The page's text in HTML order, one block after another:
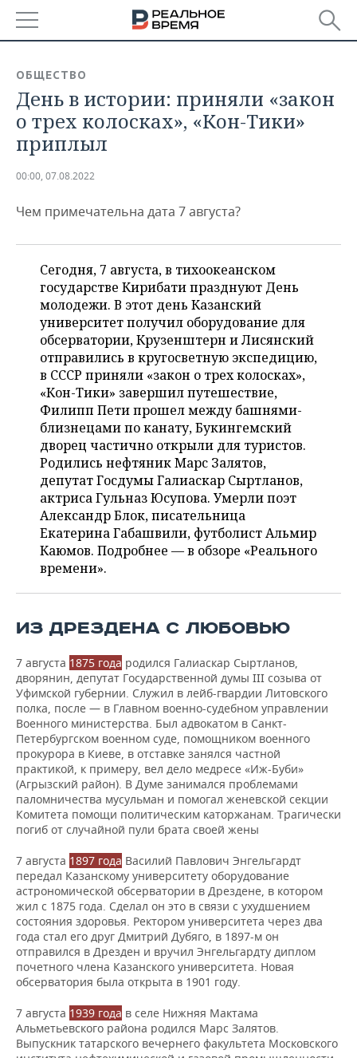
БАШКОРТОСТАН
ТАТАРСТАН
НОВОСТИ
АНАЛИТИКА
ДЕКЛАРАЦИИ О ДОХОДАХ
КОРОЛИ ГОСЗАКАЗА ПФО
ВУЗЫ ТАТАРСТАНА
КОМУ ПРИНАДЛЕЖАТ
ТОРГОВЫЕ ЦЕНТРЫ
ТАТАРСТАНА
НОВОСТИ ЭКОНОМИКИ
ФИНАНСЫ
БАНКИ
БЮДЖЕТ
ИНВЕСТИЦИИ
ПРОМЫШЛЕННОСТЬ
НОВОСТИ
АГРОПРОМ
МАШИНОСТРОЕНИЕ
НЕФТЕХИМИЯ
НЕФТЬ
ОПК
ЭНЕРГЕТИКА
НЕДВИЖИМОСТЬ
НОВОСТИ НЕДВИЖИМОСТИ
АВТО
НОВОСТИ АВТО
БИЗНЕС
НОВОСТИ БИЗНЕСА
РОЗНИЧНАЯ ТОРГОВЛЯ
ТРАНСПОРТ
УСЛУГИ
ТЕХНОЛОГИИ
НОВОСТИ ТЕХНОЛОГИЙ
МЕДИА
ТЕЛЕКОММУНИКАЦИИ
МЕРОПРИЯТИЯ
НОВОСТИ МЕРОПРИЯТИЙ
ВЫЕЗДНАЯ РЕДАКЦИЯ
БИЗНЕС-БРАНЧИ
ONLINE-КОНФЕРЕНЦИИ
ОТКРЫТАЯ ЛЕКЦИЯ
СПОРТ
НОВОСТИ СПОРТА
ФУТБОЛ
ХОККЕЙ
БАСКЕТБОЛ
ФИГУРНОЕ КАТАНИЕ
ВОДНЫЕ ВИДЫ СПОРТА
ХОККЕЙ С МЯЧОМ
ОБЩЕСТВО
НОВОСТИ ОБЩЕСТВА
ВЛАСТЬ
ИНФРАСТРУКТУРА
МЕДИЦИНА
ОБРАЗОВАНИЕ
ПРОИСШЕСТВИЯ
ФОТОГАЛЕРЕЯ
СЮЖЕТЫ
СПРАВОЧНИК
ОБЩЕСТВО
День в истории: приняли «закон
о трех колосках», «Кон-Тики»
приплыл
00:00, 07.08.2022
Чем примечательна дата 7 августа?
Сегодня, 7 августа, в тихоокеанском
государстве Кирибати празднуют День
молодежи. В этот день Казанский
университет получил оборудование для
обсерватории, Крузенштерн и Лисянский
отправились в кругосветную экспедицию,
в СССР приняли «закон о трех колосках»,
«Кон-Тики» завершил путешествие,
Филипп Пети прошел между башнями-
близнецами по канату, Букингемский
дворец частично открыли для туристов.
Родились нефтяник Марс Залятов,
депутат Госдумы Галиаскар Сыртланов,
актриса Гульназ Юсупова. Умерли поэт
Александр Блок, писательница
Екатерина Габашвили, футболист Альмир
Каюмов. Подробнее — в обзоре «Реального
времени».
ИЗ ДРЕЗДЕНА С ЛЮБОВЬЮ
7 августа 1875 года родился Галиаскар Сыртланов,
дворянин, депутат Государственной думы III созыва от
Уфимской губернии. Служил в лейб-гвардии Литовского
полка, после — в Главном военно-судебном управлении
Военного министерства. Был адвокатом в Санкт-
Петербургском военном суде, помощником военного
прокурора в Киеве, в отставке занялся частной
практикой, к примеру, вел дело медресе «Иж-Буби»
(Агрызский район). В Думе занимался проблемами
паломничества мусульман и помогал женевской секции
Комитета помощи политическим каторжанам. Трагически
погиб от случайной пули брата своей жены
7 августа 1897 года Василий Павлович Энгельгардт
передал Казанскому университету оборудование
астрономической обсерватории в Дрездене, в котором
жил с 1875 года. Сделал он это в связи с ухудшением
состояния здоровья. Ректором университета через два
года стал его друг Дмитрий Дубяго, в 1897-м он
отправился в Дрезден и вручил Энгельгардту диплом
почетного члена Казанского университета. Новая
обсерватория была открыта в 1901 году.
7 августа 1939 года в селе Нижняя Мактама
Альметьевского района родился Марс Залятов.
Выпускник татарского вечернего факультета Московского